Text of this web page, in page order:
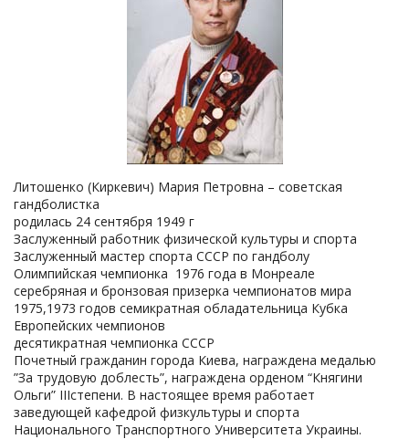
Литошенко (Киркевич) Мария Петровна – советская
гандболистка
родилась 24 сентября 1949 г
Заслуженный работник физической культуры и спорта
Заслуженный мастер спорта СССР по гандболу
Олимпийская чемпионка 1976 года в Монреале
серебряная и бронзовая призерка чемпионатов мира
1975,1973 годов семикратная обладательница Кубка
Европейских чемпионов
десятикратная чемпионка СССР
Почетный гражданин города Киева, награждена медалью
”За трудовую доблесть”, награждена орденом “Княгини
Ольги” IIIстепени. В настоящее время работает
заведующей кафедрой физкультуры и спорта
Национального Транспортного Университета Украины.